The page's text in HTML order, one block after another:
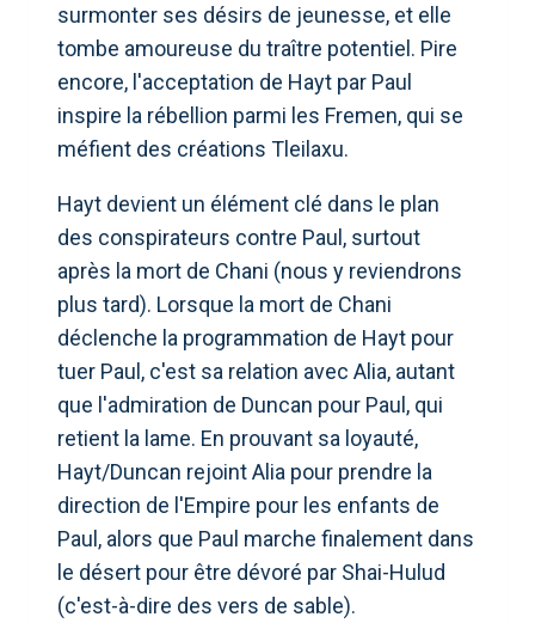
surmonter ses désirs de jeunesse, et elle
tombe amoureuse du traître potentiel. Pire
encore, l'acceptation de Hayt par Paul
inspire la rébellion parmi les Fremen, qui se
méfient des créations Tleilaxu.
Hayt devient un élément clé dans le plan
des conspirateurs contre Paul, surtout
après la mort de Chani (nous y reviendrons
plus tard). Lorsque la mort de Chani
déclenche la programmation de Hayt pour
tuer Paul, c'est sa relation avec Alia, autant
que l'admiration de Duncan pour Paul, qui
retient la lame. En prouvant sa loyauté,
Hayt/Duncan rejoint Alia pour prendre la
direction de l'Empire pour les enfants de
Paul, alors que Paul marche finalement dans
le désert pour être dévoré par Shai-Hulud
(c'est-à-dire des vers de sable).